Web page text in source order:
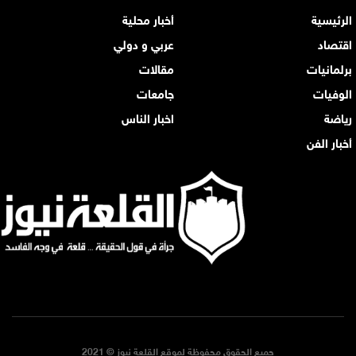
الرئيسية
أخبار محلية
اقتصاد
عربي و دولي
برلمانيات
مقالات
الوفيات
جامعات
رياضة
اخبار الناس
أخبار الفن
جميع الحقوق محفوظة لموقع القلعة نيوز © 2021